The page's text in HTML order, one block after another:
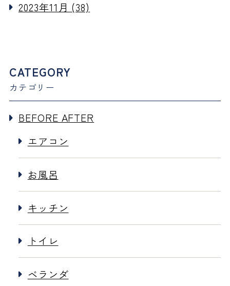
2023年11月 (38)
CATEGORY
カテゴリー
BEFORE AFTER
エアコン
お風呂
キッチン
トイレ
ベランダ